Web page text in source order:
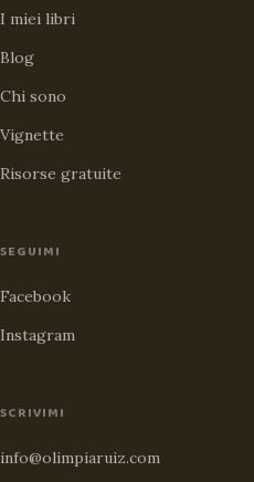
I miei libri
Blog
Chi sono
Vignette
Risorse gratuite
SEGUIMI
Facebook
Instagram
SCRIVIMI
info@olimpiaruiz.com